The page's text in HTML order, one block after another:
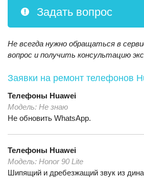
Задать вопрос
Не всегда нужно обращаться в
вопрос и получить консультацию
Заявки на ремонт телефонов
Телефоны Huawei
Модель: Не знаю
Не обновить WhatsApp.
Телефоны Huawei
Модель: Honor 90 Lite
Шипящий и дребезжащий звук из